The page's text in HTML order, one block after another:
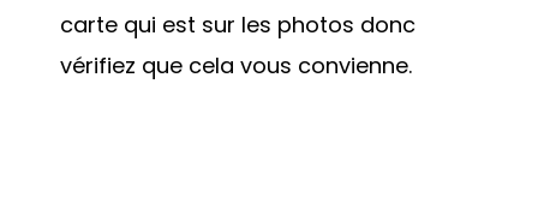
carte qui est sur les photos donc
vérifiez que cela vous convienne.